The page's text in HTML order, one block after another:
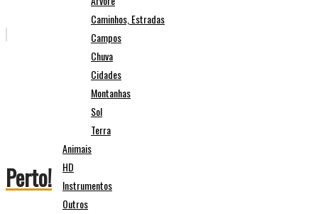
Caminhos, Estradas
Campos
Chuva
Cidades
Montanhas
Sol
Terra
Animais
HD
Instrumentos
Outros
Perto!